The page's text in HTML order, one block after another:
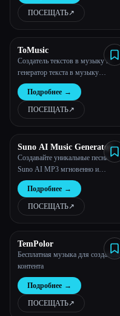
ПОСЕЩАТЬ↗︎
ToMusic
Создатель текстов в музыку и
генератор текста в музыку
бесплатно онлайн | TomMusic
Подробнее →
ПОСЕЩАТЬ↗︎
Suno AI Music Generator
Создавайте уникальные песни
Suno AI MP3 мгновенно и
бесплатно. Скачайте и
наслаждайтесь инновационной
музыкой прямо сейчас!
Подробнее →
ПОСЕЩАТЬ↗︎
TemPolor
Бесплатная музыка для
контента
Подробнее →
ПОСЕЩАТЬ↗︎